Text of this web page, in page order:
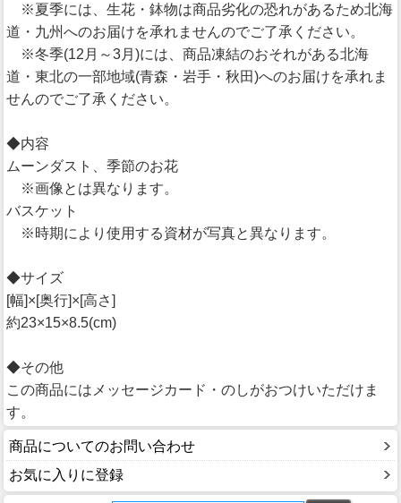
※夏季には、生花・鉢物は商品劣化の恐れがあるため北海
道・九州へのお届けを承れませんのでご了承ください。
※冬季(12月～3月)には、商品凍結のおそれがある北海
道・東北の一部地域(青森・岩手・秋田)へのお届けを承れま
せんのでご了承ください。
◆内容
ムーンダスト、季節のお花
※画像とは異なります。
バスケット
※時期により使用する資材が写真と異なります。
◆サイズ
[幅]×[奥行]×[高さ]
約23×15×8.5(cm)
◆その他
この商品にはメッセージカード・のしがおつけいただけま
す。
商品についてのお問い合わせ
お気に入りに登録